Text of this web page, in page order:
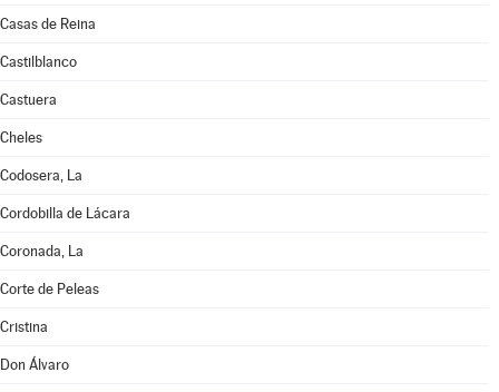
Casas de Reina
Castilblanco
Castuera
Cheles
Codosera, La
Cordobilla de Lácara
Coronada, La
Corte de Peleas
Cristina
Don Álvaro